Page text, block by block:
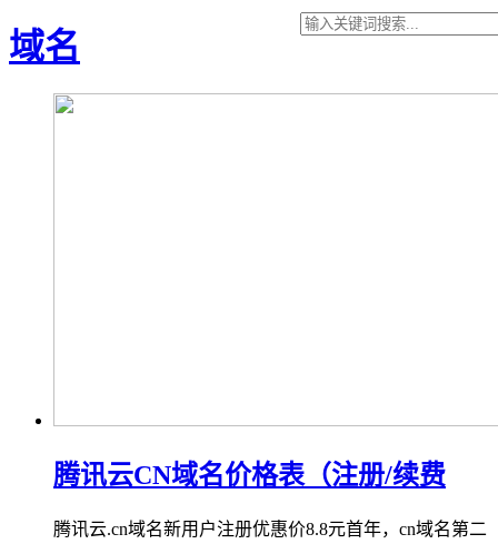
域名
腾讯云CN域名价格表（注册/续费
腾讯云.cn域名新用户注册优惠价8.8元首年，cn域名第二